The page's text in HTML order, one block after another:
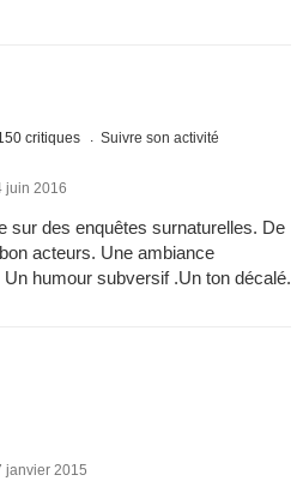
critiques Suivre son activité
juin 2016
sur des enquêtes surnaturelles. De
acteurs. Une ambiance
humour subversif .Un ton décalé.
janvier 2015